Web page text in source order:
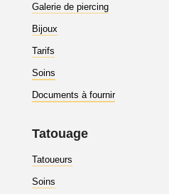
Galerie de piercing
Bijoux
Tarifs
Soins
Documents à fournir
Tatouage
Tatoueurs
Soins